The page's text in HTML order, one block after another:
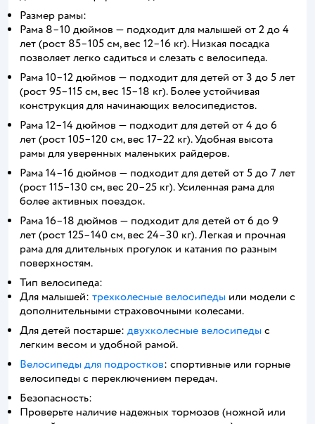
Размер рамы:
Рама 8–10 дюймов — подходит для малышей от 2 до 4
лет (рост 85–105 см, вес 12–16 кг). Низкая посадка
позволяет легко садиться и слезать с велосипеда.
Рама 10–12 дюймов — подходит для детей от 3 до 5 лет
(рост 95–115 см, вес 15–18 кг). Более устойчивая
конструкция для начинающих велосипедистов.
Рама 12–14 дюймов — подходит для детей от 4 до 6
лет (рост 105–120 см, вес 17–22 кг). Удобная высота
рамы для уверенных маленьких райдеров.
Рама 14–16 дюймов — подходит для детей от 5 до 7 лет
(рост 115–130 см, вес 20–25 кг). Усиленная рама для
более активных поездок.
Рама 16–18 дюймов — подходит для детей от 6 до 9
лет (рост 125–140 см, вес 24–30 кг). Легкая и прочная
рама для длительных прогулок и катания по разным
поверхностям.
Тип велосипеда:
Для малышей: трехколесные велосипеды или модели с
дополнительными страховочными колесами.
Для детей постарше: двухколесные велосипеды с
легким весом и удобной рамой.
Велосипеды для подростков: спортивные или горные
велосипеды с переключением передач.
Безопасность:
Проверьте наличие надежных тормозов (ножной или